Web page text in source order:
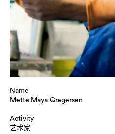
Name
Mette Maya Gregersen
Activity
艺术家